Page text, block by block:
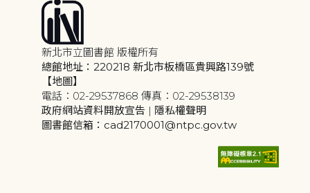
新北市立圖書館 版權所有
總館地址：220218 新北市板橋區貴興路139號
【地圖】
電話：02-29537868 傳真：02-29538139
政府網站資料開放宣告 | 隱私權聲明
圖書館信箱：cad2170001@ntpc.gov.tw